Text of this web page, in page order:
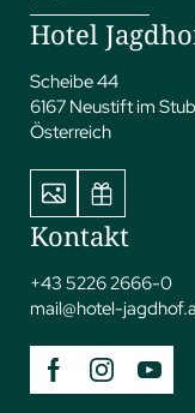
Hotel
Scheibe 44
6167 Neustift im
Österreich
Kontakt
+43 5226 2666-0
mail@hotel-jagdhof.